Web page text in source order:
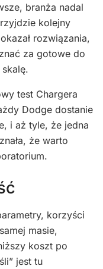
branża nadal
kolejny
rozwiązania,
za gotowe do
test Chargera
Dodge dostanie
i aż tyle, że jedna
że warto
korzyści
masie,
koszt po
jest tu